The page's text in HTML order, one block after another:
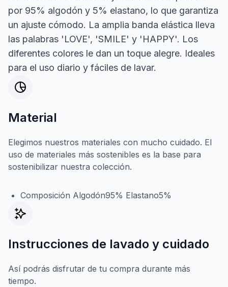
por 95% algodón y 5% elastano, lo que garantiza
un ajuste cómodo. La amplia banda elástica lleva
las palabras 'LOVE', 'SMILE' y 'HAPPY'. Los
diferentes colores le dan un toque alegre. Ideales
para el uso diario y fáciles de lavar.
Material
Elegimos nuestros materiales con mucho cuidado. El
uso de materiales más sostenibles es la base para
sostenibilizar nuestra colección.
Composición Algodón95% Elastano5%
Instrucciones de lavado y cuidado
Así podrás disfrutar de tu compra durante más
tiempo.